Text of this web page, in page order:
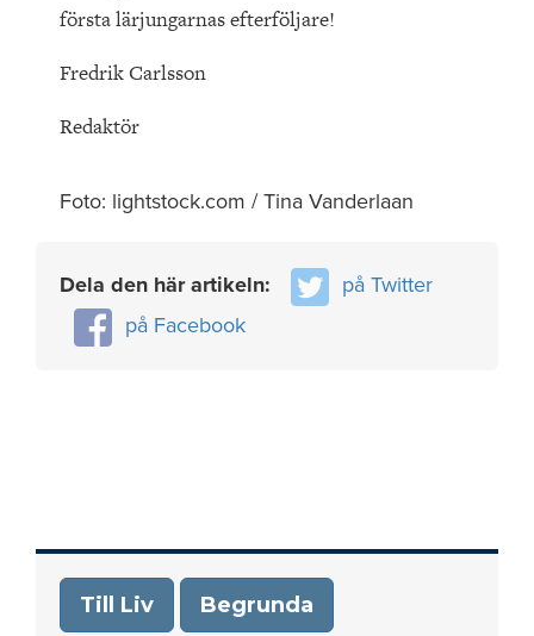
första lärjungarnas efterföljare!
Fredrik Carlsson
Redaktör
Foto: lightstock.com / Tina Vanderlaan
Dela den här artikeln:
på Twitter
på Facebook
Till Liv Begrunda